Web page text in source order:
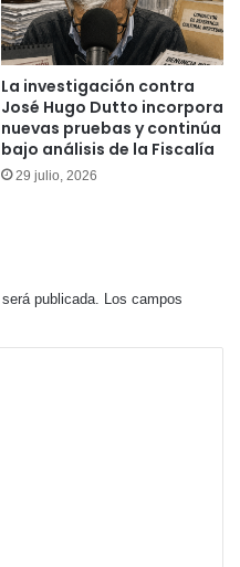
La investigación contra
José Hugo Dutto incorpora
nuevas pruebas y continúa
bajo análisis de la Fiscalía
29 julio, 2026
publicada.
Los campos